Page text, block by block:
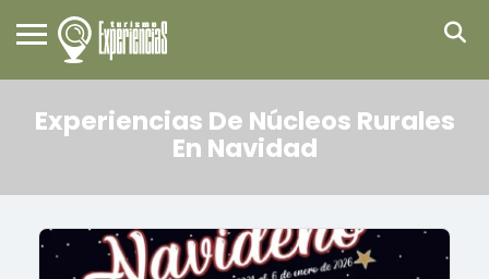
Experiencias De Núcleos Rurales
En Navidad